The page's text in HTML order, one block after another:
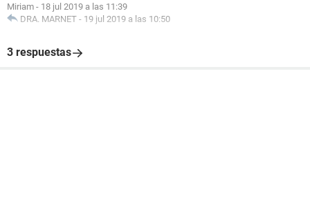
Miriam - 18 jul 2019 a las 11:39
DRA. MARNET - 19 jul 2019 a las 10:50
3 respuestas